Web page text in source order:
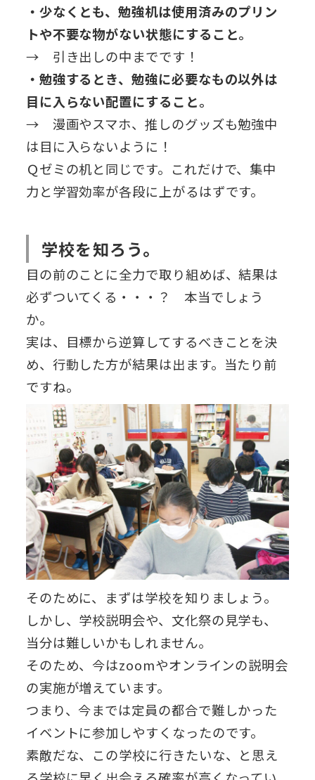
・少なくとも、勉強机は使用済みのプリン
トや不要な物がない状態にすること。
→ 引き出しの中までです！
・勉強するとき、勉強に必要なもの以外は
目に入らない配置にすること。
→ 漫画やスマホ、推しのグッズも勉強中
は目に入らないように！
Ｑゼミの机と同じです。これだけで、集中
力と学習効率が各段に上がるはずです。
学校を知ろう。
目の前のことに全力で取り組めば、結果は
必ずついてくる・・・？ 本当でしょう
か。
実は、目標から逆算してするべきことを決
め、行動した方が結果は出ます。当たり前
ですね。
そのために、まずは学校を知りましょう。
しかし、学校説明会や、文化祭の見学も、
当分は難しいかもしれません。
そのため、今はzoomやオンラインの説明会
の実施が増えています。
つまり、今までは定員の都合で難しかった
イベントに参加しやすくなったのです。
素敵だな、この学校に行きたいな、と思え